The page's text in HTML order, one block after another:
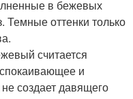
в бежевых
Темные оттенки только
считается
и
создает давящего